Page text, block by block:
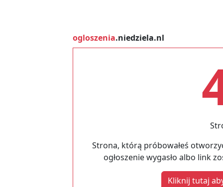
ogloszenia.niedziela.nl
Strona, którą próbowałeś
ogłoszenie wygasło albo link
Kliknij tutaj